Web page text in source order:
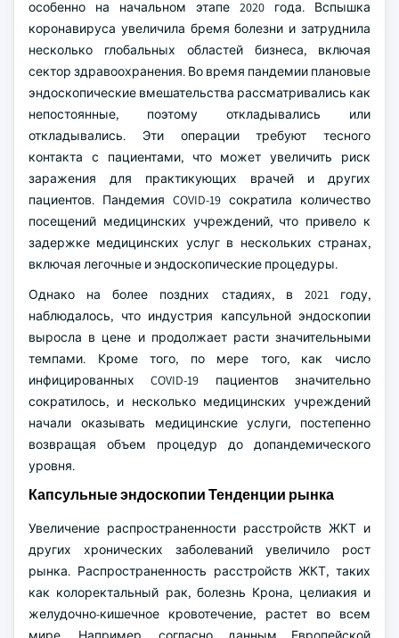
особенно на начальном этапе 2020 года. Вспышка
коронавируса увеличила бремя болезни и затруднила
несколько глобальных областей бизнеса, включая
сектор здравоохранения. Во время пандемии плановые
эндоскопические вмешательства рассматривались как
непостоянные, поэтому откладывались или
откладывались. Эти операции требуют тесного
контакта с пациентами, что может увеличить риск
заражения для практикующих врачей и других
пациентов. Пандемия COVID-19 сократила количество
посещений медицинских учреждений, что привело к
задержке медицинских услуг в нескольких странах,
включая легочные и эндоскопические процедуры.
Однако на более поздних стадиях, в 2021 году,
наблюдалось, что индустрия капсульной эндоскопии
выросла в цене и продолжает расти значительными
темпами. Кроме того, по мере того, как число
инфицированных COVID-19 пациентов значительно
сократилось, и несколько медицинских учреждений
начали оказывать медицинские услуги, постепенно
возвращая объем процедур до допандемического
уровня.
Капсульные эндоскопии Тенденции рынка
Увеличение распространенности расстройств ЖКТ и
других хронических заболеваний увеличило рост
рынка. Распространенность расстройств ЖКТ, таких
как колоректальный рак, болезнь Крона, целиакия и
желудочно-кишечное кровотечение, растет во всем